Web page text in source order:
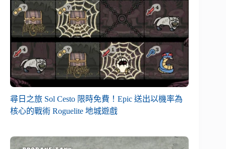
尋日之旅 Sol Cesto 限時免費！Epic 送出以機率為
核心的戰術 Roguelite 地城遊戲